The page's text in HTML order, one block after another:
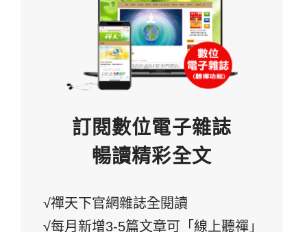
訂閱數位電子雜誌
暢讀精彩全文
√禪天下官網雜誌全閱讀
√每月新增3-5篇文章可「線上聽禪」